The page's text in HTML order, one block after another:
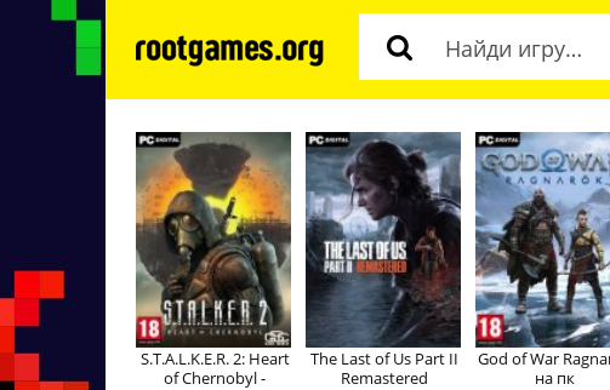
S.T.A.L.K.E.R. 2: Heart
of Chernobyl -
The Last of Us Part II
Remastered
God of War
на пк